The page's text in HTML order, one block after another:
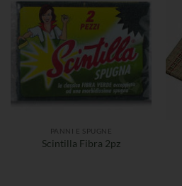
PANNI E SPUGNE
Scintilla Fibra 2pz